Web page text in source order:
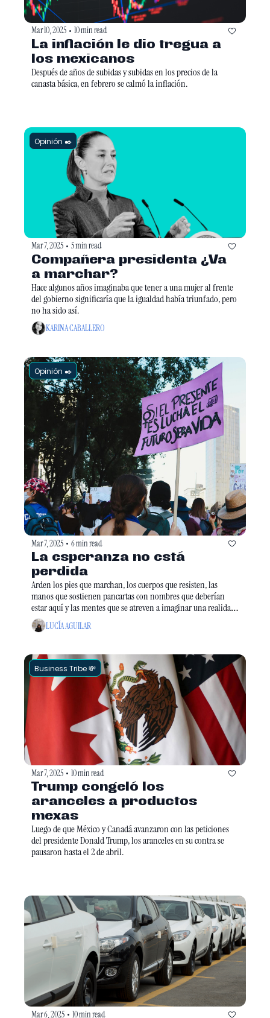
Mar 10, 2025 • 10 min read
La inflación le dio tregua a
los mexicanos
Después de años de subidas y subidas en los precios de la
Opinión ✒️
Mar 7, 2025 • 5 min read
Compañera presidenta ¿Va
a marchar?
Hace algunos años imaginaba que tener a una mujer al frente
del gobierno significaría que la igualdad había triunfado, pero
KARINA CABALLERO
Opinión ✒️
Mar 7, 2025 • 6 min read
La esperanza no está
perdida
Arden los pies que marchan, los cuerpos que resisten, las
manos que sostienen pancartas con nombres que deberían
estar aquí y las mentes que se atreven a imaginar una realidad
distinta.
LUCÍA AGUILAR
Business Tribe 💸
Mar 7, 2025 • 10 min read
Trump congeló los
aranceles a productos
mexas
Luego de que México y Canadá avanzaron con las peticiones
del presidente Donald Trump, los aranceles en su contra se
Mar 6, 2025 • 10 min read